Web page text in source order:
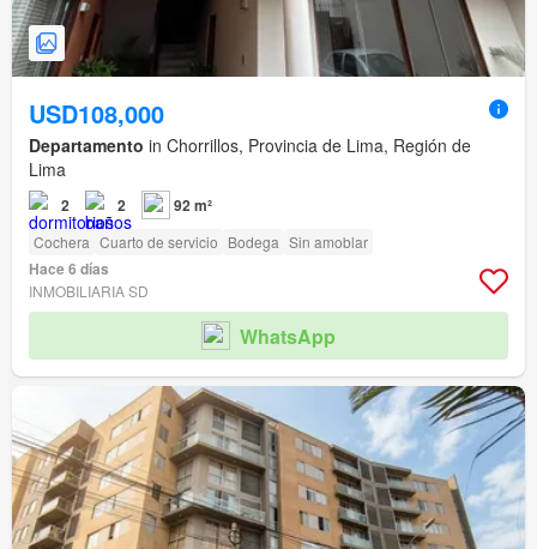
USD108,000
Departamento in Chorrillos, Provincia de Lima, Región de
Lima
2 2 92 m²
Cochera Cuarto de servicio Bodega Sin amoblar
Hace 6 días
INMOBILIARIA SD
WhatsApp